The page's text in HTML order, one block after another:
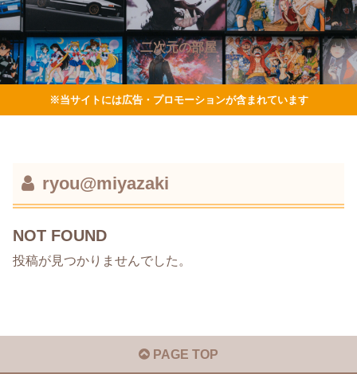
二次元の部屋
※当サイトには広告・プロモーションが含まれています
ryou@miyazaki
NOT FOUND
投稿が見つかりませんでした。
PAGE TOP